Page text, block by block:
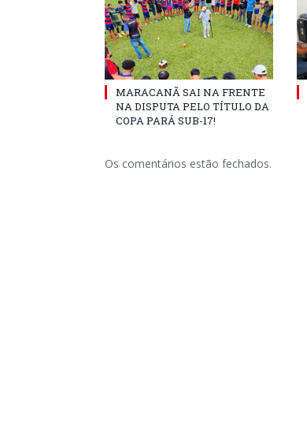
MARACANÃ SAI NA FRENTE
NA DISPUTA PELO TÍTULO DA
COPA PARÁ SUB-17!
Os comentários estão fechados.